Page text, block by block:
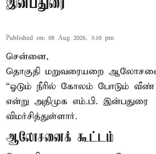
இன்பதுரை
Published on: 08 Aug 2026, 3:10 pm
சென்னை,
தொகுதி மறுவரையறை
“ஓடும் நீரில் கோலம் போடும் வீண்
என்று அதிமுக எம்.பி. இன்பதுரை
விமர்சித்துள்ளார்.
ஆலோசனைக் கூட்டம்